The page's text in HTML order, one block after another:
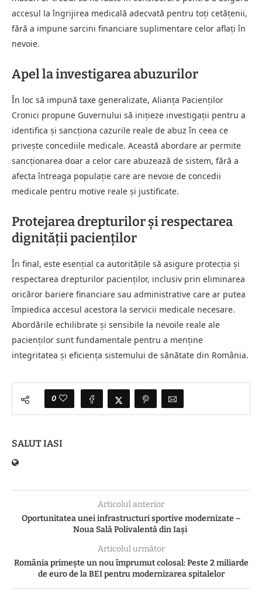
accesul la îngrijirea medicală adecvată pentru toți cetățenii,
fără a impune sarcini financiare suplimentare celor aflați în
nevoie.
Apel la investigarea abuzurilor
În loc să impună taxe generalizate, Alianța Pacienților
Cronici propune Guvernului să inițieze investigații pentru a
identifica și sancționa cazurile reale de abuz în ceea ce
privește concediile medicale. Această abordare ar permite
sancționarea doar a celor care abuzează de sistem, fără a
afecta întreaga populație care are nevoie de concedii
medicale pentru motive reale și justificate.
Protejarea drepturilor și respectarea
dignității pacienților
În final, este esențial ca autoritățile să asigure protecția și
respectarea drepturilor pacienților, inclusiv prin eliminarea
oricăror bariere financiare sau administrative care ar putea
împiedica accesul acestora la servicii medicale necesare.
Abordările echilibrate și sensibile la nevoile reale ale
pacienților sunt fundamentale pentru a menține
integritatea și eficiența sistemului de sănătate din România.
0
SALUT IASI
Articolul anterior
Oportunitatea unei infrastructuri sportive modernizate –
Noua Sală Polivalentă din Iași
Articolul următor
România primește un nou împrumut colosal: Peste 2 miliarde
de euro de la BEI pentru modernizarea spitalelor